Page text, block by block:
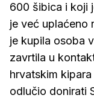
600 šibica i koji
je već uplaćeno
je kupila osoba
zavrtila u
hrvatskim
odlučio donirati